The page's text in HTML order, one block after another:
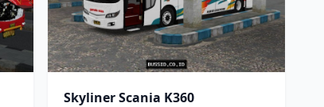
Skyliner Scania K360